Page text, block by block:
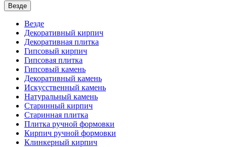
Везде
Везде
Декоративный кирпич
Декоративная плитка
Гипсовый кирпич
Гипсовая плитка
Гипсовый камень
Декоративный камень
Искусственный камень
Натуральный камень
Старинный кирпич
Старинная плитка
Плитка ручной формовки
Кирпич ручной формовки
Клинкерный кирпич